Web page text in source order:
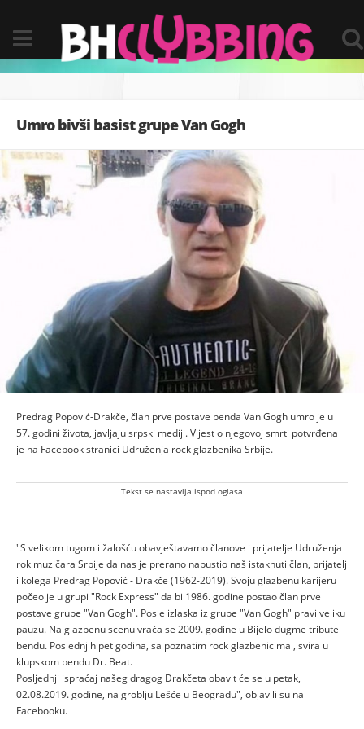
Umro bivši basist grupe Van Gogh
Predrag Popović-Drakče, član prve postave benda Van Gogh umro je u
57. godini života, javljaju srpski mediji. Vijest o njegovoj smrti potvrđena
je na Facebook stranici Udruženja rock glazbenika Srbije.
Tekst se nastavlja ispod oglasa
"S velikom tugom i žalošću obavještavamo članove i prijatelje Udruženja
rok muzičara Srbije da nas je prerano napustio naš istaknuti član, prijatelj
i kolega Predrag Popović - Drakče (1962-2019). Svoju glazbenu karijeru
počeo je u grupi "Rock Express" da bi 1986. godine postao član prve
postave grupe "Van Gogh". Posle izlaska iz grupe "Van Gogh" pravi veliku
pauzu. Na glazbenu scenu vraća se 2009. godine u Bijelo dugme tribute
bendu. Poslednjih pet godina, sa poznatim rock glazbenicima , svira u
klupskom bendu Dr. Beat.
Posljednji ispraćaj našeg dragog Drakčeta obavit će se u petak,
02.08.2019. godine, na groblju Lešće u Beogradu", objavili su na
Facebooku.